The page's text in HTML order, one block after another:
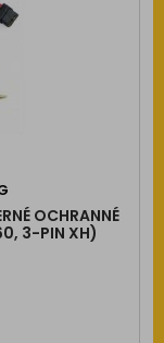
OCHRANNÉ
3-PIN XH)